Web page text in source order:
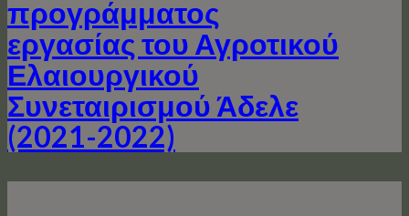
προγράμματος
εργασίας του Αγροτικού
Ελαιουργικού
Συνεταιρισμού Άδελε
(2021-2022)